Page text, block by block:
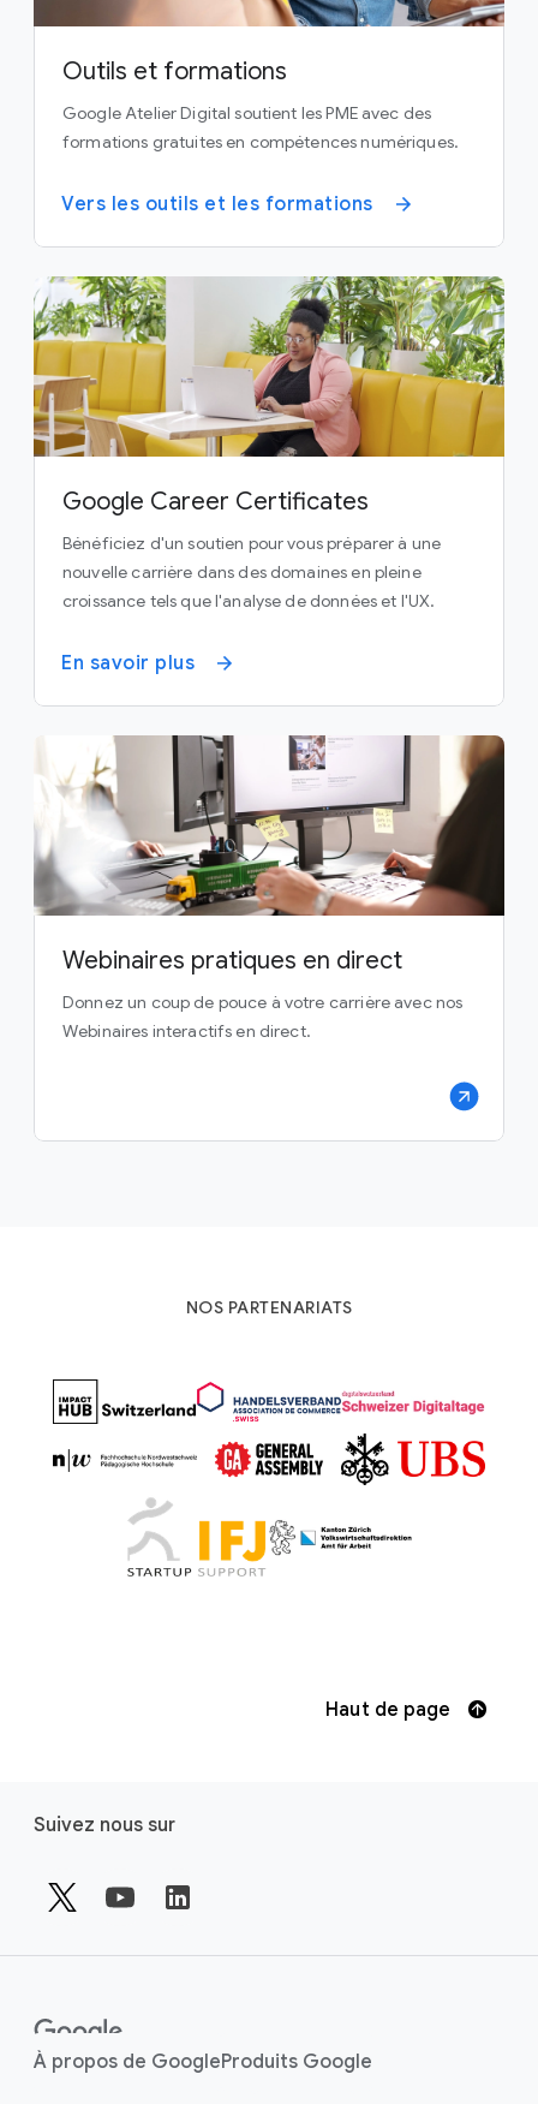
Outils et formations
Google Atelier Digital soutient les PME avec des
formations gratuites en compétences numériques.
Vers les outils et les formations
Google Career Certificates
Bénéficiez d'un soutien pour vous préparer à une
nouvelle carrière dans des domaines en pleine
croissance tels que l'analyse de données et l'UX.
En savoir plus
Webinaires pratiques en direct
Donnez un coup de pouce à votre carrière avec nos
Webinaires interactifs en direct.
NOS PARTENARIATS
Haut de page
r
Suivez nous sur
À propos de GoogleProduits Google